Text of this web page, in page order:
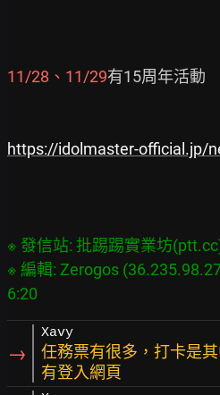
11/28、11/29有15周年活動
https://idolmaster-official.jp/
※ 發信站: 批踢踢實業坊
※ 編輯: Zerogos
→
Xavy
任務票有很多，打卡是
有登入網頁